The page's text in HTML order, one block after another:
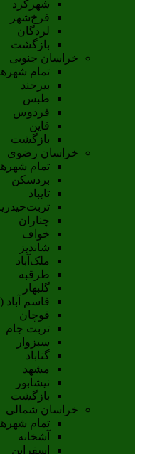
شهرکرد
فرخ‌شهر
لردگان
بازگشت
خراسان جنوبی
تمام شهر‌ها
بيرجند
طبس
فردوس
قاين
بازگشت
خراسان رضوی
تمام شهر‌ها
بردسکن
تایباد
چناران
خواف
شاندیز
ملک‌آباد
طرقبه
گلبهار
قاسم
قوچان
تربت جام
سبزوار
گناباد
مشهد
نيشابور
بازگشت
خراسان شمالی
تمام شهر‌ها
آشخانه
اسفراين